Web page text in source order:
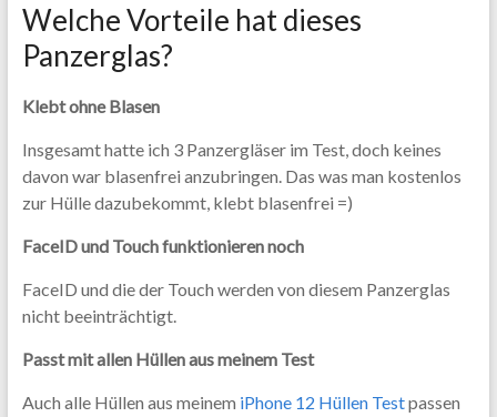
Welche Vorteile hat dieses
Panzerglas?
Klebt ohne Blasen
Insgesamt hatte ich 3 Panzergläser im Test, doch keines
davon war blasenfrei anzubringen. Das was man kostenlos
zur Hülle dazubekommt, klebt blasenfrei =)
FaceID und Touch funktionieren noch
FaceID und die der Touch werden von diesem Panzerglas
nicht beeinträchtigt.
Passt mit allen Hüllen aus meinem Test
Auch alle Hüllen aus meinem iPhone 12 Hüllen Testpassen